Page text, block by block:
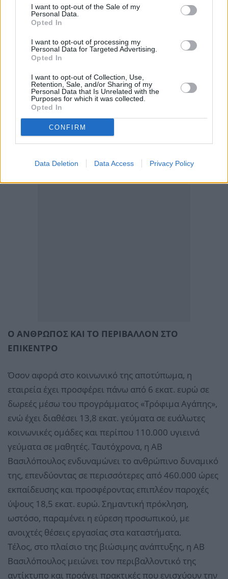
I want to opt-out of the Sale of my
Personal Data.
Opted In
I want to opt-out of processing my
Personal Data for Targeted Advertising.
Opted In
I want to opt-out of Collection, Use,
Retention, Sale, and/or Sharing of my
Personal Data that Is Unrelated with the
Purposes for which it was collected.
Opted In
CONFIRM
Data Deletion Data Access Privacy Policy
Ο ΑΝΘΡΩΠΟΣ ΚΑΙ ΤΟ ΠΕΡΙΒΑΛΛΟΝ ΣΤΟ
ΕΠΙΚΕΝΤΡΟ
Όσον αφορά στο κοινωνικό της αποτύπωμα, η
εταιρεία έχει προσφέρει πάνω από 6 εκατ. ευρώ σε
δωρεές μέσω του προγράμματος «Τρόφιμα Αγάπης»,
ενώ έχει διαθέσει 13,8 εκατ. γεύματα σε ευάλωτες
κοινωνικές ομάδες και περίπου 110.000 υγιεινά
γεύματα σε μαθητές. Ταυτόχρονα, η ΑΒ
Βασιλόπουλος ενδυναμώνει το ανθρώπινο δυναμικό
της, επενδύοντας σε περισσότερες από 460.000 ώρες
εκπαίδευσης και προσφέροντας επιπλέον παροχές
ύψους 18,5 εκατ. ευρώ. Σημαντική πρόκληση,
ωστόσο, παραμένει η εύρεση προσωπικού, με
ανοιχτές θέσεις εργασίας στα καταστήματα.
Τέλος, στο πλαίσιο της βιώσιμης ανάπτυξης, η ΑΒ
Βασιλόπουλος μειώνει τον περιβαλλοντικό της
αντίκτυπο και προάγει πρακτικές που ενισχύουν την